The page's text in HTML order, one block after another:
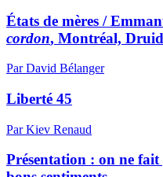
États de mères /
cordon, Montréal,
Par David Bélanger
Liberté 45
Par Kiev Renaud
Présentation : on ne